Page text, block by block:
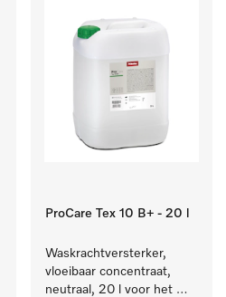
ProCare Tex 10 B+ - 20 l
Waskrachtversterker,
vloeibaar concentraat,
neutraal, 20 l voor het